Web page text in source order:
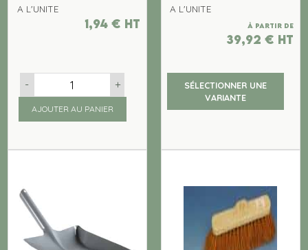
A L'UNITE
1,94 € ht
- +
AJOUTER AU PANIER
A L'UNITE
À partir de
39,92 € ht
SÉLECTIONNER UNE
VARIANTE